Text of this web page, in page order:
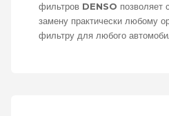
фильтров DENSO позволяет
замену практически любому
фильтру для любого